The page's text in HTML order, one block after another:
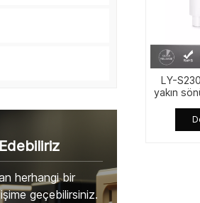
herhangi bir
geçebilirsiniz.
LY-
yakın